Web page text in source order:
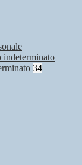
indeterminato
34